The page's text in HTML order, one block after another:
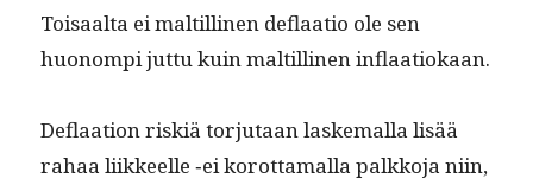
Toisaal­ta ei maltill­i­nen deflaa­tio ole sen
huonom­pi jut­tu kuin maltill­i­nen inflaatiokaan.
Deflaa­tion riskiä tor­ju­taan laske­mal­la lisää
rahaa liik­keelle ‑ei korot­ta­mal­la palkko­ja niin,